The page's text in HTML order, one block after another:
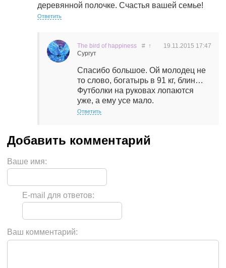
деревянной полочке. Счастья вашей семье!
Ответить
The bird of happiness
Сургут
19.11.2015 17:47
# ↑
Спасибо большое. Ой молодец не
то слово, богатырь в 91 кг, блин…
Футболки на руковах лопаются
уже, а ему усе мало.
Ответить
Ваше имя:
E-mail для ответов:
Ваш комментарий: